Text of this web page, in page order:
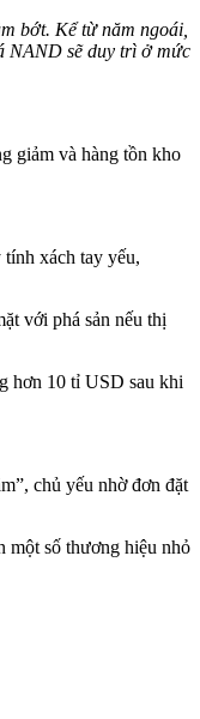
bớt. Kể từ năm ngoái,
NAND sẽ duy trì ở mức
giảm và hàng tồn kho
xách tay yếu,
với phá sản nếu thị
hơn 10 tỉ USD sau khi
chủ yếu nhờ đơn đặt
một số thương hiệu nhỏ